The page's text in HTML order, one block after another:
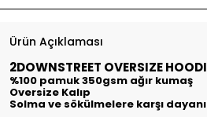
Ürün Açıklaması
2DOWNSTREET OVERSIZE
%100 pamuk 350gsm ağır kumaş
Oversize Kalıp
Solma ve sökülmelere karşı